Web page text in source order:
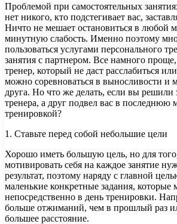
Проблемой при самостоятельных
нет никого, кто подстегивает вас,
Ничто не мешает остановиться в любой
минутную слабость. Именно поэтому
пользоваться услугами персонального
занятия с партнером. Все намного
тренер, который не даст расслабиться
можно соревноваться в выносливости и
друга. Но что же делать, если вы решили
тренера, а друг подвел вас в последнюю
тренировкой?
1. Ставьте перед собой небольшие цели
Хорошо иметь большую цель, но для
мотивировать себя на каждое занятие
результат, поэтому наряду с главной
маленькие конкретные задания,
непосредственно в день тренировки.
больше отжиманий, чем в прошлый раз
большее расстояние.